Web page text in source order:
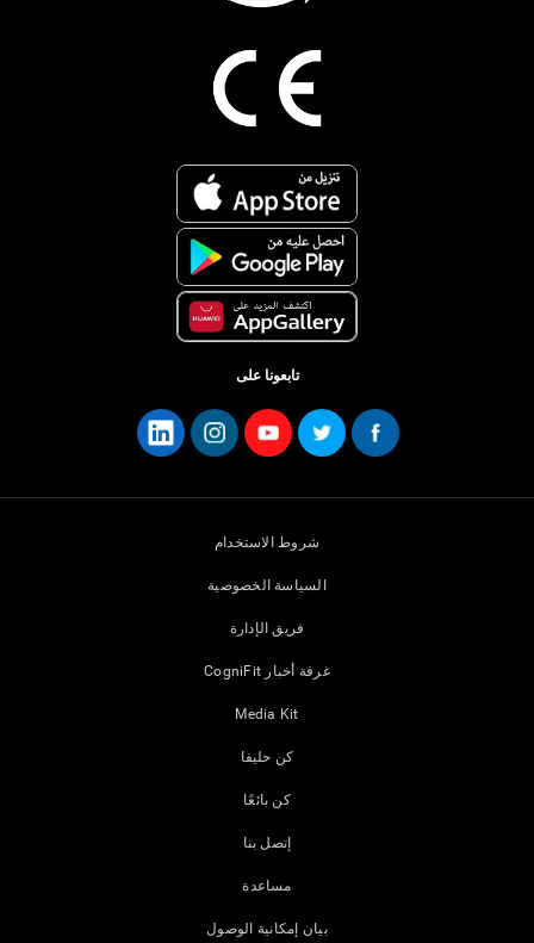
تابعونا على
شروط الاستخدام
السياسة الخصوصية
فريق الإدارة
غرفة أخبار CogniFit
Media Kit
كن حليفا
كن بائعًا
إتصل بنا
مساعدة
بيان إمكانية الوصول